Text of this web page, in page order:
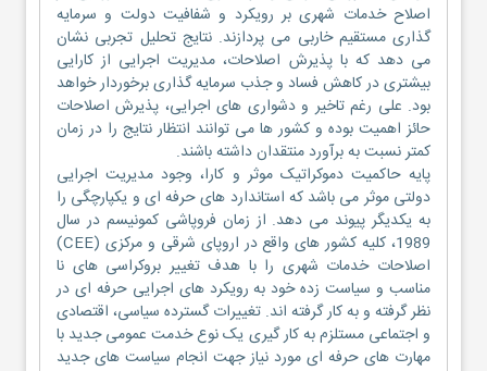
اصلاح خدمات شهری بر رویکرد و شفافیت دولت و سرمایه
گذاری مستقیم خاربی می پردازند. نتایج تحلیل تجربی نشان
می دهد که با پذیرش اصلاحات، مدیریت اجرایی از کارایی
بیشتری در کاهش فساد و جذب سرمایه گذاری برخوردار خواهد
بود. علی رغم تاخیر و دشواری های اجرایی، پذیرش اصلاحات
حائز اهمیت بوده و کشور ها می توانند انتظار نتایج را در زمان
کمتر نسبت به برآورد منتقدان داشته باشند.
پایه حاکمیت دموکراتیک موثر و کارا، وجود مدیریت اجرایی
دولتی موثر می باشد که استاندارد های حرفه ای و یکپارچگی را
به یکدیگر پیوند می دهد. از زمان فروپاشی کمونیسم در سال
1989، کلیه کشور های واقع در اروپای شرقی و مرکزی (CEE)
اصلاحات خدمات شهری را با هدف تغییر بروکراسی های نا
مناسب و سیاست زده خود به رویکرد های اجرایی حرفه ای در
نظر گرفته و به کار گرفته اند. تغییرات گسترده سیاسی، اقتصادی
و اجتماعی مستلزم به کار گیری یک نوع خدمت عمومی جدید با
مهارت های حرفه ای مورد نیاز جهت انجام سیاست های جدید